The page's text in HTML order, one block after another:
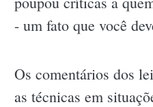
- um fato que você
Os comentários dos
as técnicas em